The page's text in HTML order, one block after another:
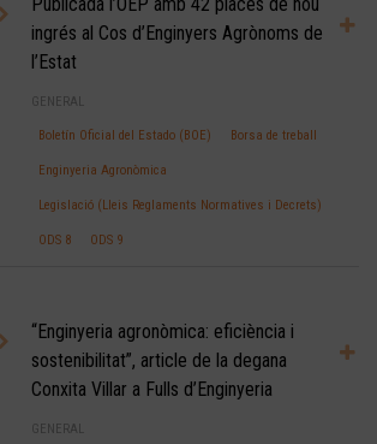
Publicada l’OEP amb 42 places de nou
ingrés al Cos d’Enginyers Agrònoms de
l’Estat
GENERAL
Boletín Oficial del Estado (BOE) Borsa de treball
Enginyeria Agronòmica
Legislació (Lleis Reglaments Normatives i Decrets)
ODS 8 ODS 9
“Enginyeria agronòmica: eficiència i
sostenibilitat”, article de la degana
Conxita Villar a Fulls d’Enginyeria
GENERAL